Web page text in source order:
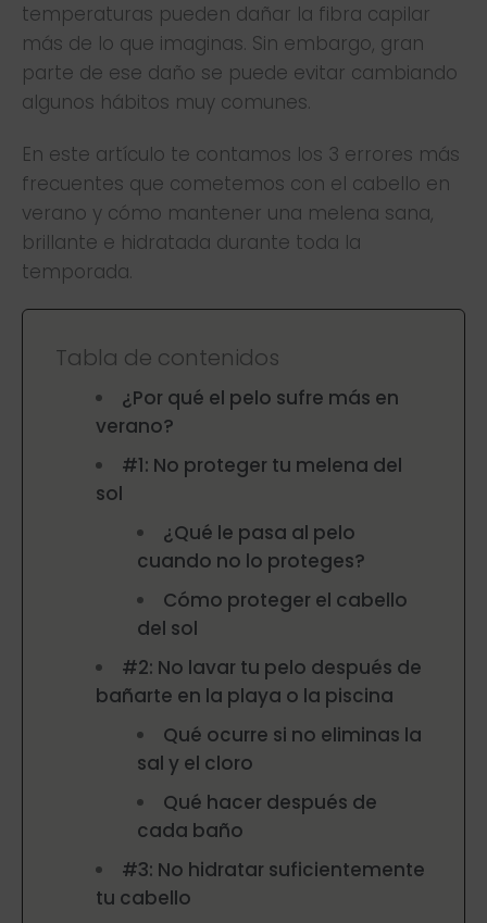
temperaturas pueden dañar la fibra capilar
más de lo que imaginas. Sin embargo, gran
parte de ese daño se puede evitar cambiando
algunos hábitos muy comunes.
En este artículo te contamos los 3 errores más
frecuentes que cometemos con el cabello en
verano y cómo mantener una melena sana,
brillante e hidratada durante toda la
temporada.
Tabla de contenidos
¿Por qué el pelo sufre más en
verano?
#1: No proteger tu melena del
sol
¿Qué le pasa al pelo
cuando no lo proteges?
Cómo proteger el cabello
del sol
#2: No lavar tu pelo después de
bañarte en la playa o la piscina
Qué ocurre si no eliminas la
sal y el cloro
Qué hacer después de
cada baño
#3: No hidratar suficientemente
tu cabello